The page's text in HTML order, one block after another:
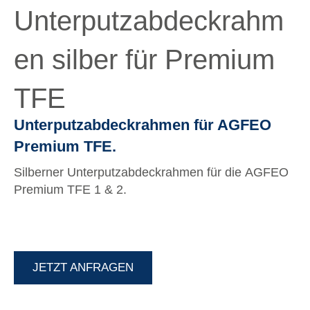
Unterputzabdeckrahm
en silber für Premium
TFE
Unterputzabdeckrahmen für AGFEO
Premium TFE.
Silberner Unterputzabdeckrahmen für die AGFEO
Premium TFE 1 & 2.
JETZT ANFRAGEN